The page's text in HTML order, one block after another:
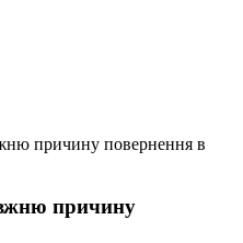
причину повернення в
причину